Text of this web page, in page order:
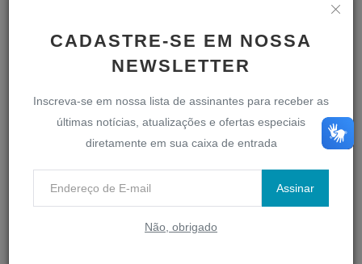
CADASTRE-SE EM NOSSA
NEWSLETTER
Inscreva-se em nossa lista de assinantes para receber as
últimas notícias, atualizações e ofertas especiais
diretamente em sua caixa de entrada
Assinar
Não, obrigado
Votações
Vídeos das Sessões
Portal do Servidor